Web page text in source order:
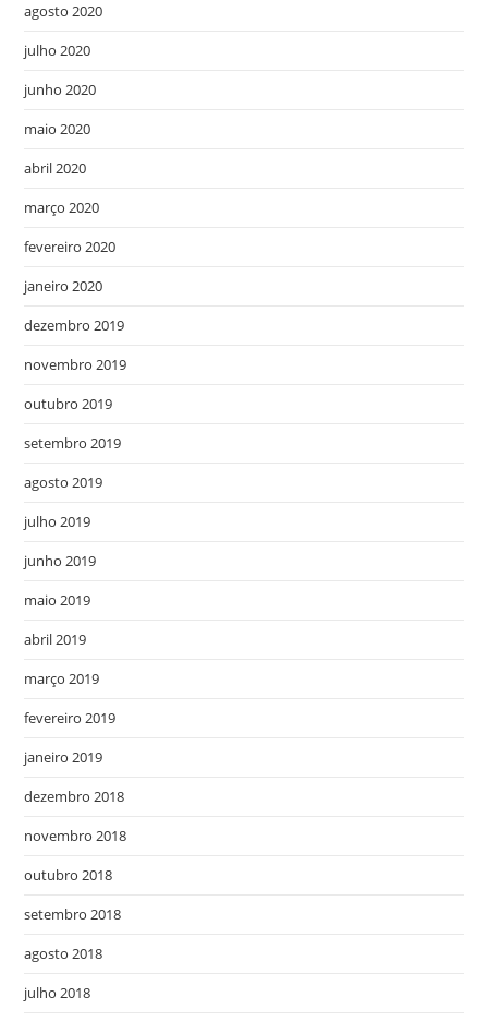
agosto 2020
julho 2020
junho 2020
maio 2020
abril 2020
março 2020
fevereiro 2020
janeiro 2020
dezembro 2019
novembro 2019
outubro 2019
setembro 2019
agosto 2019
julho 2019
junho 2019
maio 2019
abril 2019
março 2019
fevereiro 2019
janeiro 2019
dezembro 2018
novembro 2018
outubro 2018
setembro 2018
agosto 2018
julho 2018